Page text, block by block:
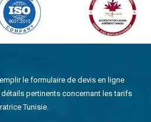
le formulaire de devis en ligne
pertinents concernant les tarifs
Tunisie.